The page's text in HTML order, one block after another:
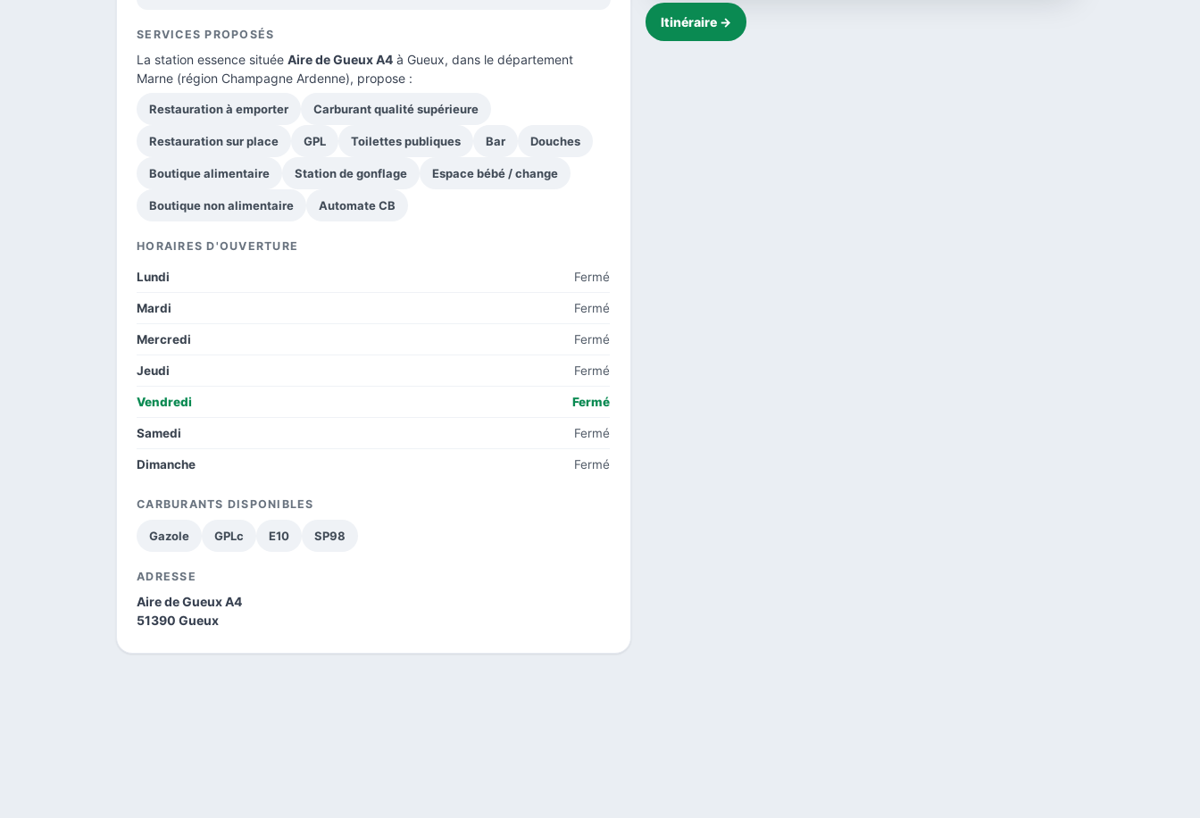
SERVICES PROPOSÉS
La station essence située Aire de Gueux A4 à Gueux, dans le département
Marne (région Champagne Ardenne), propose :
Restauration à emporter Carburant qualité supérieure
Restauration sur place GPL Toilettes publiques Bar Douches
Boutique alimentaire Station de gonflage Espace bébé / change
Boutique non alimentaire Automate CB
HORAIRES D'OUVERTURE
Lundi Fermé
Mardi Fermé
Mercredi Fermé
Jeudi Fermé
Vendredi Fermé
Samedi Fermé
Dimanche Fermé
CARBURANTS DISPONIBLES
Gazole GPLc E10 SP98
ADRESSE
Aire de Gueux A4
51390 Gueux
Itinéraire →